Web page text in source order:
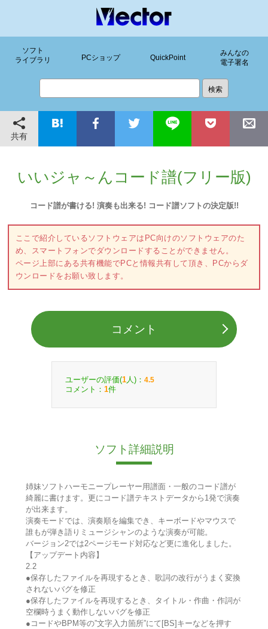
ソフト
ライブラリ
PCショップ QuickPoint
みんなの
電子署名
共有
いいジャ～んコード譜(フリー版)
コード譜が書ける! 演奏も出来る! コード譜ソフトの決定版!!
ここで紹介しているソフトウェアはPC向けのソフトウェアのた
め、スマートフォンでダウンロードすることができません。
ページ上部にある共有機能でPCと情報共有して頂き、PCからダ
ウンロードをお願い致します。
コメント
ユーザーの評価(1 人)： 4.5
コメント： 1件
ソフト詳細説明
姉妹ソフトハーモニープレーヤー用譜面・一般のコード譜が
綺麗に書けます。更にコード譜テキストデータから1発で演奏
が出来ます。
演奏モードでは、演奏順を編集でき、キーボードやマウスで
誰もが弾き語りミュージシャンのような演奏が可能。
バージョン2では2ページモード対応など更に進化しました。
【アップデート内容】
2.2
●保存したファイルを再現するとき、歌詞の改行がうまく変換
されないバグを修正
●保存したファイルを再現するとき、タイトル・作曲・作詞が
空欄時うまく動作しないバグを修正
●コードやBPM等の”文字入力箇所”にて[BS]キーなどを押す